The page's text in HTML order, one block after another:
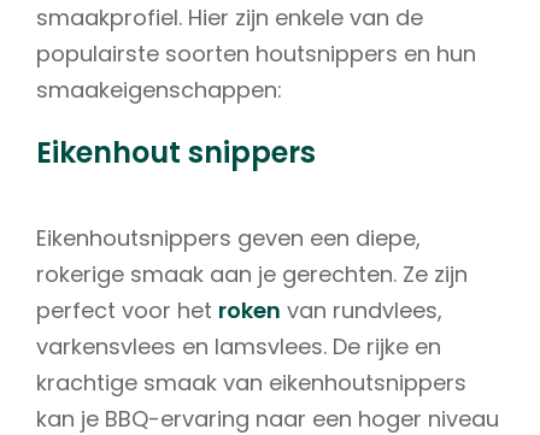
smaakprofiel. Hier zijn enkele van de
populairste soorten houtsnippers en hun
smaakeigenschappen:
Eikenhout snippers
Eikenhoutsnippers geven een diepe,
rokerige smaak aan je gerechten. Ze zijn
perfect voor het roken van rundvlees,
varkensvlees en lamsvlees. De rijke en
krachtige smaak van eikenhoutsnippers
kan je BBQ-ervaring naar een hoger niveau